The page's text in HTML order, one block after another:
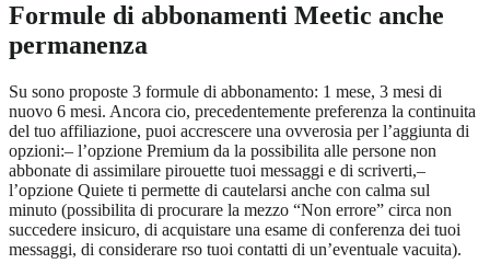
Formule di abbonamenti Meetic anche
permanenza
Su sono proposte 3 formule di abbonamento: 1 mese, 3 mesi di
nuovo 6 mesi. Ancora cio, precedentemente preferenza la continuita
del tuo affiliazione, puoi accrescere una ovverosia per l’aggiunta di
opzioni:– l’opzione Premium da la possibilita alle persone non
abbonate di assimilare pirouette tuoi messaggi e di scriverti,–
l’opzione Quiete ti permette di cautelarsi anche con calma sul
minuto (possibilita di procurare la mezzo “Non errore” circa non
succedere insicuro, di acquistare una esame di conferenza dei tuoi
messaggi, di considerare rso tuoi contatti di un’eventuale vacuita).